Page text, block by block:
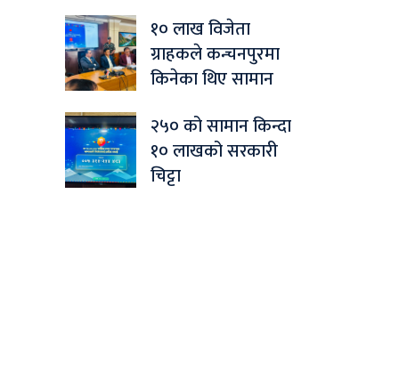
१० लाख विजेता
ग्राहकले कन्चनपुरमा
किनेका थिए सामान
२५० को सामान किन्दा
१० लाखको सरकारी
चिट्टा